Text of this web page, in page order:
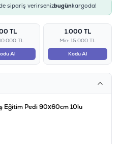
sipariş verirsenizbugünkargoda!
TL
TL
Al
1.000 TL
Min: 15.000 TL
Kodu Al
Eğitim Pedi 90x60cm 10lu